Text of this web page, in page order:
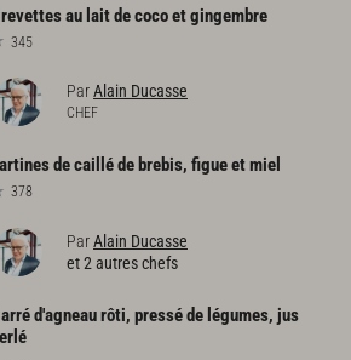
au laitdecocoetgingembre
345
ParAlain Ducasse
CHEF
decailléde brebis, figueetmiel
378
ParAlain Ducasse
et 2 autres chefs
d'agneau rôti, pressé de légumes, jus